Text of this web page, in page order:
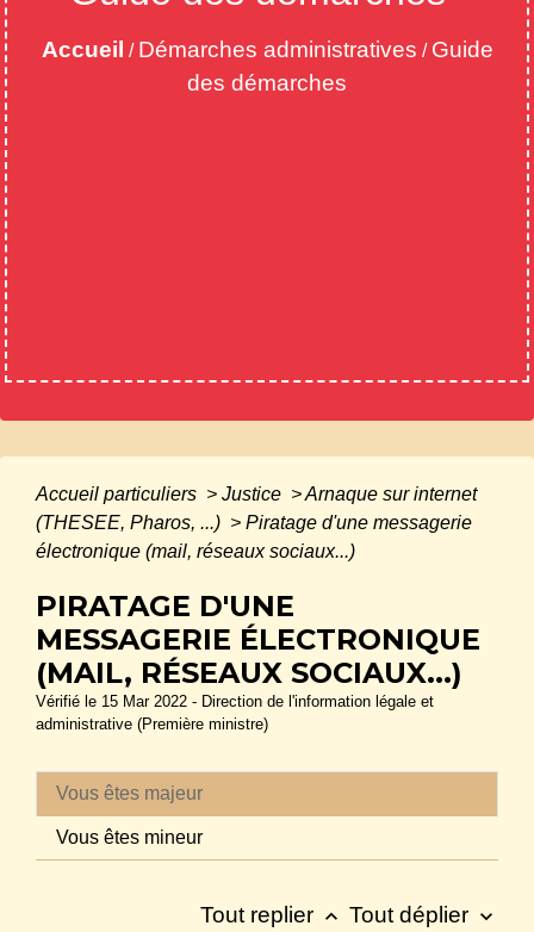
Accueil / Démarches administratives / Guide
des démarches
Accueil particuliers > Justice >Arnaque sur internet
(THESEE, Pharos, ...) > Piratage d'une messagerie
électronique (mail, réseaux sociaux...)
PIRATAGE D'UNE
MESSAGERIE ÉLECTRONIQUE
(MAIL, RÉSEAUX SOCIAUX...)
Vérifié le 15 Mar 2022 - Direction de l'information légale et
administrative (Première ministre)
Vous êtes majeur
Vous êtes mineur
Tout replier keyboard_arrow_up Tout déplier keyboard_arrow_down